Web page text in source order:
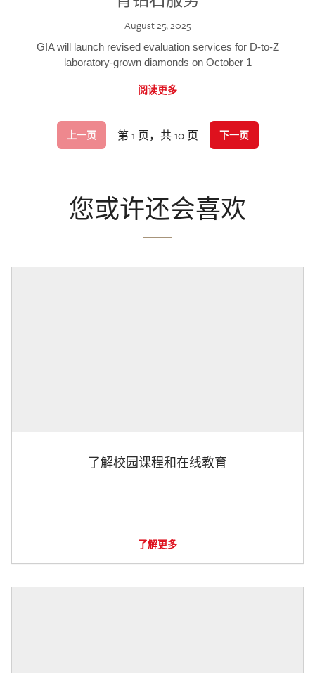
August 25, 2025
GIA will launch revised evaluation services for D-to-Z
laboratory-grown diamonds on October 1
阅读更多
上一页 第 1 页，共 10 页 下一页
您或许还会喜欢
了解校园课程和在线教育
了解更多